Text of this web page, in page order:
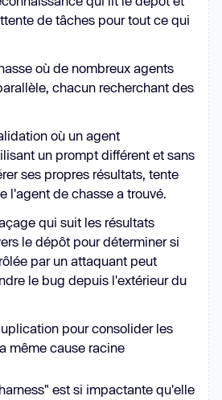
de tâches pour tout ce qui
où de nombreux agents
chacun recherchant des
où un agent
un prompt différent et sans
ses propres résultats, tente
l'agent de chasse a trouvé.
qui suit les résultats
le dépôt pour déterminer si
par un attaquant peut
le bug depuis l'extérieur du
pour consolider les
même cause racine
est si impactante qu'elle